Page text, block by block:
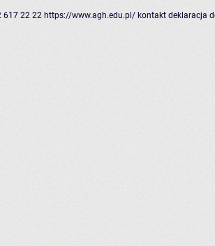
617 22 22 https://www.agh.edu.pl/ kontakt deklaracja